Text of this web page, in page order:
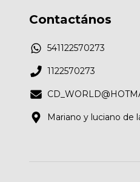
Contactános
541122570273
1122570273
Mariano y luciano de